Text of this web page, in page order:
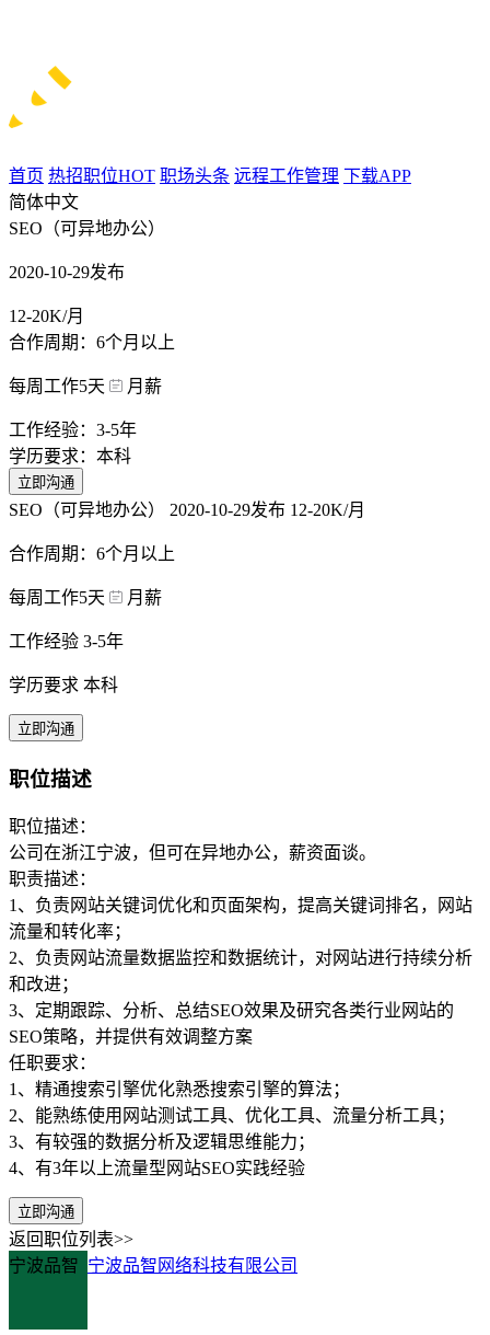
首页 热招职位HOT 职场头条 远程工作管理 下载APP
简体中文
SEO（可异地办公）
2020-10-29发布
12-20K/月
合作周期：6个月以上
每周工作5天 月薪
工作经验：3-5年
学历要求：本科
立即沟通
SEO（可异地办公） 2020-10-29发布 12-20K/月
合作周期：6个月以上
每周工作5天 月薪
工作经验 3-5年
学历要求 本科
立即沟通
职位描述
职位描述：
公司在浙江宁波，但可在异地办公，薪资面谈。
职责描述：
1、负责网站关键词优化和页面架构，提高关键词排名，网站
流量和转化率；
2、负责网站流量数据监控和数据统计，对网站进行持续分析
和改进；
3、定期跟踪、分析、总结SEO效果及研究各类行业网站的
SEO策略，并提供有效调整方案
任职要求：
1、精通搜索引擎优化熟悉搜索引擎的算法；
2、能熟练使用网站测试工具、优化工具、流量分析工具；
3、有较强的数据分析及逻辑思维能力；
4、有3年以上流量型网站SEO实践经验
立即沟通
返回职位列表>>
宁波品智 宁波品智网络科技有限公司